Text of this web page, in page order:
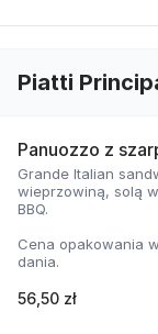
Piatti
Panuozzo z
Grande Italian
wieprzowiną, solą
BBQ.
Cena opakowania
dania.
56,50 zł